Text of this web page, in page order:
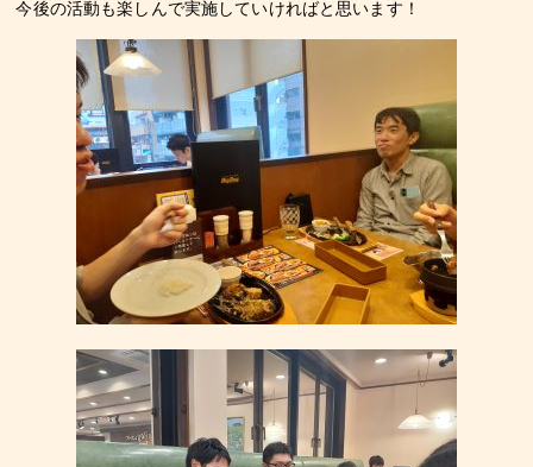
今後の活動も楽しんで実施していければと思います！